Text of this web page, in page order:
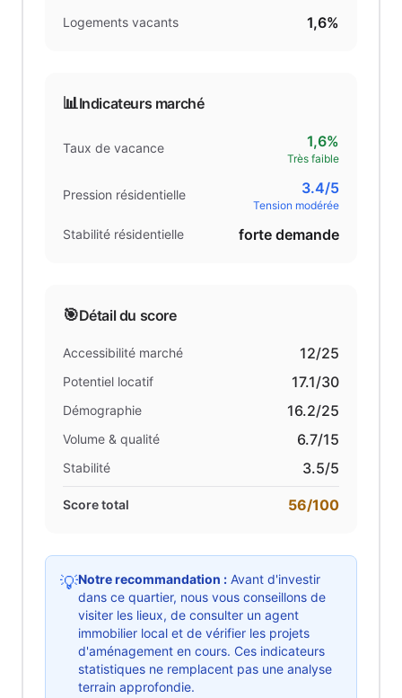
Logements vacants 1,6%
📊Indicateurs marché
Taux de vacance 1,6%
Très faible
Pression résidentielle 3.4/5
Tension modérée
Stabilité résidentielle forte demande
🎯Détail du score
Accessibilité marché 12/25
Potentiel locatif 17.1/30
Démographie 16.2/25
Volume & qualité 6.7/15
Stabilité 3.5/5
Score total 56/100
💡Notre recommandation : Avant d'investir
dans ce quartier, nous vous conseillons de
visiter les lieux, de consulter un agent
immobilier local et de vérifier les projets
d'aménagement en cours. Ces indicateurs
statistiques ne remplacent pas une analyse
terrain approfondie.